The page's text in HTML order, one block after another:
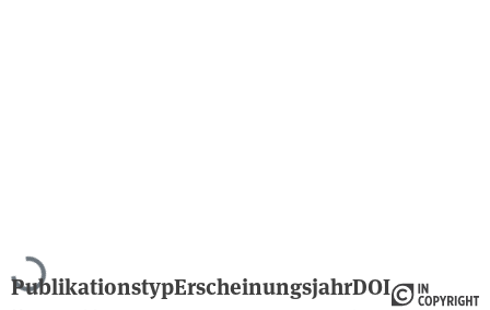
Lade...
PublikationstypErscheinungsjahrDOI